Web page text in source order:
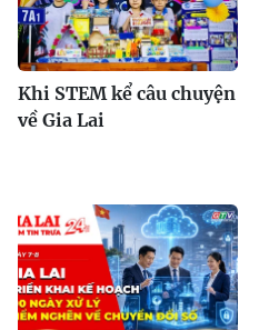
Khi STEM kể câu chuyện
về Gia Lai